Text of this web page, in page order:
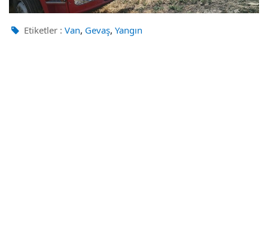
Etiketler : Van, Gevaş, Yangın